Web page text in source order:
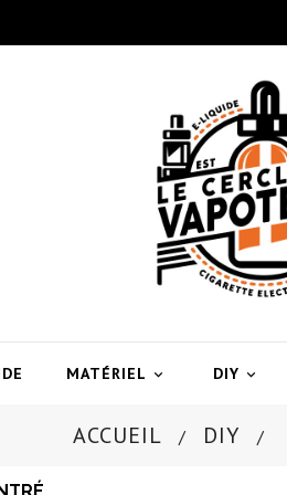

MATÉRIEL 
DIY
ACCUEIL DIY